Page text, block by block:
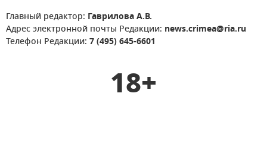
Главный редактор: Гаврилова А.В.
Адрес электронной почты Редакции: news.crimea@ria.ru
Телефон Редакции: 7 (495) 645-6601
18+